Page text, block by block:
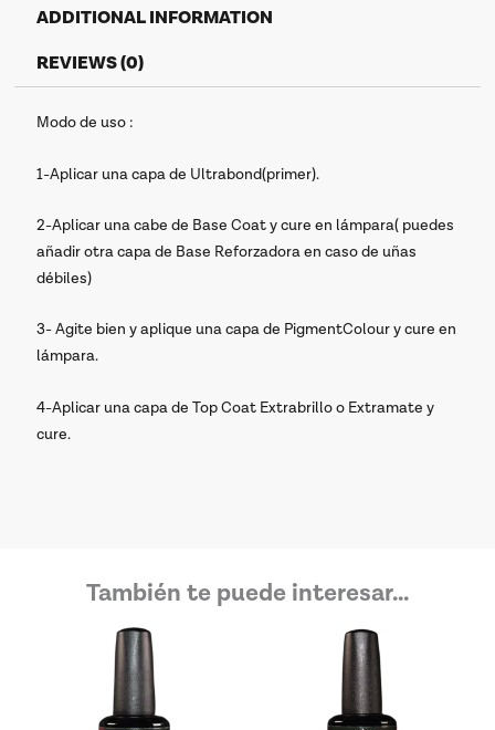
ADDITIONAL INFORMATION
REVIEWS (0)
Modo de uso :
1-Aplicar una capa de Ultrabond(primer).
2-Aplicar una cabe de Base Coat y cure en lámpara( puedes
añadir otra capa de Base Reforzadora en caso de uñas
débiles)
3- Agite bien y aplique una capa de PigmentColour y cure en
lámpara.
4-Aplicar una capa de Top Coat Extrabrillo o Extramate y
cure.
También te puede interesar...